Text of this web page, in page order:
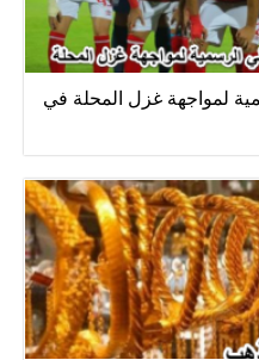
لمواجهة غزل المحلة في